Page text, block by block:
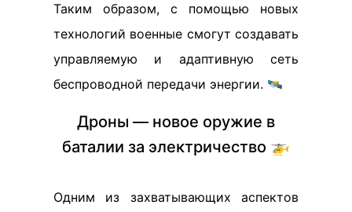
Таким образом, с помощью новых
технологий военные смогут создавать
управляемую и адаптивную сеть
беспроводной передачи энергии. 🛰
Дроны — новое оружие в
баталии за электричество 🚁
Одним из захватывающих аспектов